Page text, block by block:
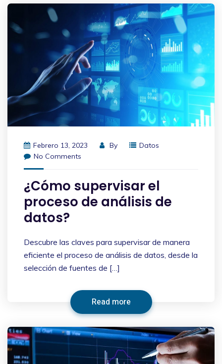
Febrero 13, 2023 By
Datos
No Comments
¿Cómo supervisar el
proceso de análisis de
datos?
Descubre las claves para supervisar de manera
eficiente el proceso de análisis de datos, desde la
selección de fuentes de […]
Read more